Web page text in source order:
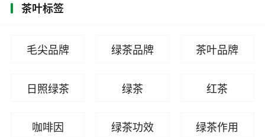
茶叶标签
毛尖品牌 绿茶品牌 茶叶品牌
日照绿茶 绿茶 红茶
咖啡因 绿茶功效 绿茶作用